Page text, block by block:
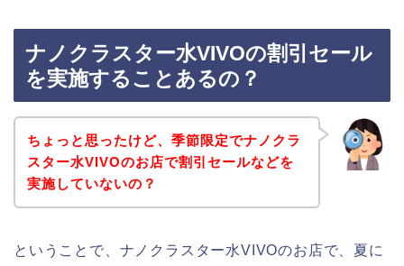
ナノクラスター水VIVOの割引セール
を実施することあるの？
ちょっと思ったけど、季節限定でナノクラ
スター水VIVOのお店で割引セールなどを
実施していないの？
ということで、ナノクラスター水VIVOのお店で、夏に